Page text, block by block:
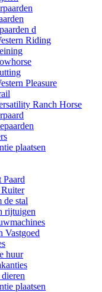
d
Riding
Pleasure
Ranch Horse
plaatsen
Paard
de stal
rijtuigen
Vastgoed
huur
plaatsen